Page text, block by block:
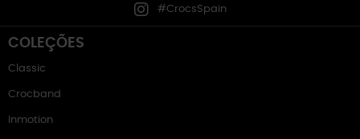
#CrocsSpain
COLEÇÕES
Classic
Crocband
Inmotion